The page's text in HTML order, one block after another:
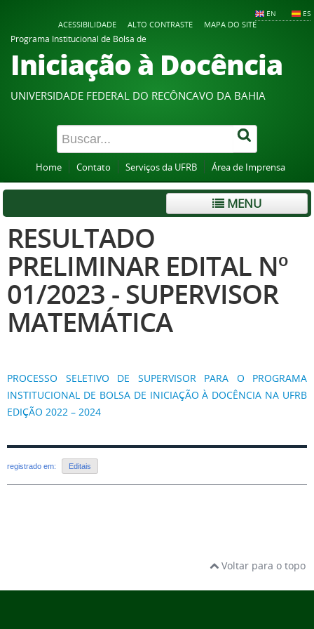
EN ES
ACESSIBILIDADE ALTO CONTRASTE
MAPA DO SITE
Programa Institucional de Bolsa de
Iniciação à Docência
UNIVERSIDADE FEDERAL DO RECÔNCAVO DA BAHIA
Home Contato Serviços da UFRB Área de Imprensa
MENU
RESULTADO
PRELIMINAR EDITAL Nº
01/2023 - SUPERVISOR
MATEMÁTICA
PROCESSO SELETIVO DE SUPERVISOR PARA O PROGRAMA
INSTITUCIONAL DE BOLSA DE INICIAÇÃO À DOCÊNCIA NA UFRB
EDIÇÃO 2022 – 2024
registrado em: Editais
Voltar para o topo